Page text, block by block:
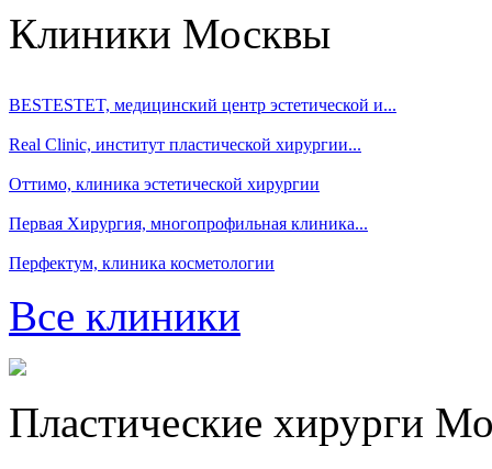
Клиники Москвы
BESTESTET, медицинский центр эстетической и...
Real Clinic, институт пластической хирургии...
Оттимо, клиника эстетической хирургии
Первая Хирургия, многопрофильная клиника...
Перфектум, клиника косметологии
Все клиники
Пластические хирурги